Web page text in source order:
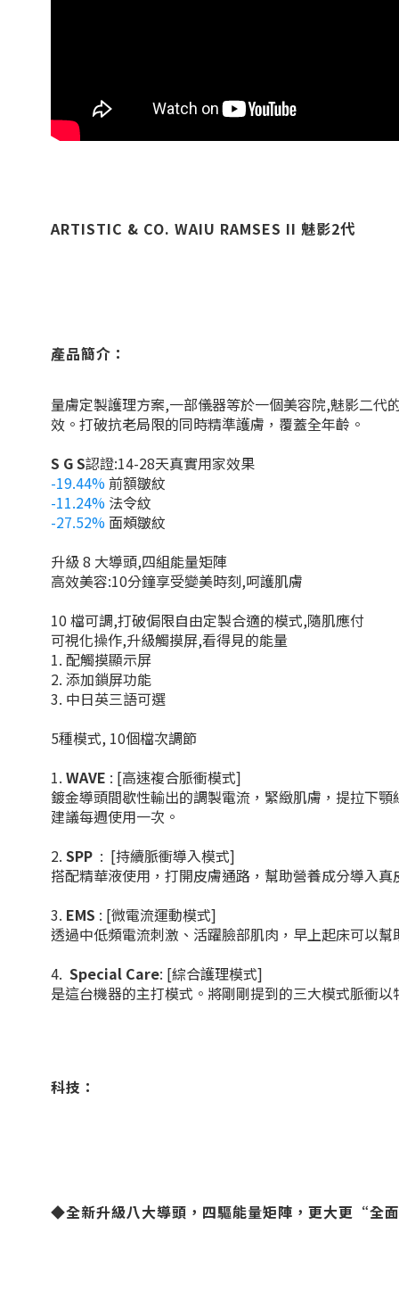
ARTISTIC & CO. WAIU RAMSES II 魅影2代
產品簡介：
量膚定製護理方案,一部儀器等於一個美容院,魅影二代
效。打破抗老局限的同時精準護膚，覆蓋全年齡。
S G S認證:14-28天真實用家效果
-19.44%前額皺紋
-11.24% 法令紋
-27.52% 面頰皺紋
升級 8 大導頭,四組能量矩陣
高效美容:10分鐘享受變美時刻,呵護肌膚
10 檔可調,打破侷限自由定製合適的模式,隨肌應付
可視化操作,升級觸摸屏,看得見的能量
1.⁠ ⁠配觸摸顯示屏
2.⁠ ⁠添加鎖屏功能
3.⁠ ⁠中日英三語可選
5種模式, 10個檔次調節
1.⁠ ⁠WAVE : [高速複合脈衝模式]
鍍金導頭間歇性輸出的調製電流，緊緻肌膚，提拉下顎
建議每週使用一次。
2.⁠ ⁠SPP : [持續脈衝導入模式]
搭配精華液使用，打開皮膚通路，幫助營養成分導入
3.⁠ ⁠EMS : [微電流運動模式]
透過中低頻電流刺激、活躍臉部肌肉，早上起床可以
4. Special Care: [綜合護理模式]
是這台機器的主打模式。將剛剛提到的三大模式脈衝
科技：
◆全新升級八大導頭，四驅能量矩陣，更大更“全